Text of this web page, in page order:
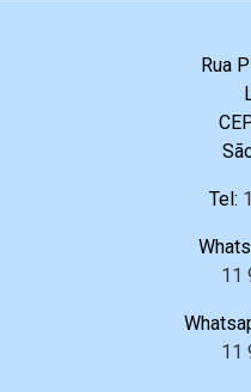
Rua
Tel:
11
11